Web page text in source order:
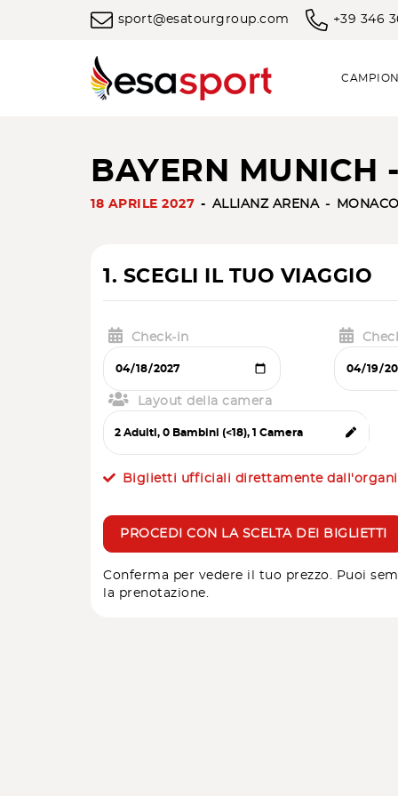
sport@esatourgroup.com +39 346
BAYERN MUNICH
18 APRILE 2027 ALLIANZ ARENA
1. SCEGLI IL TUO VIAGGIO
Check-in
Layout della camera
Biglietti ufficiali direttamente
PROCEDI CON LA SCELTA DEI BIGLIETTI
Conferma per vedere il tuo prezzo. Puoi
la prenotazione.